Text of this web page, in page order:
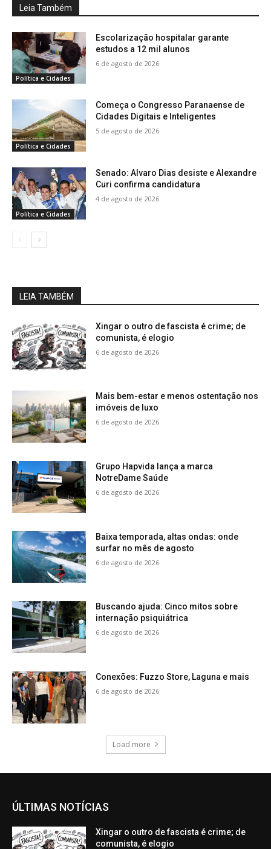
Leia Também
Política e Cidades
Escolarização hospitalar garante
estudos a 12 mil alunos
6 de agosto de 2026
Política e Cidades
Começa o Congresso Paranaense de
Cidades Digitais e Inteligentes
5 de agosto de 2026
Política e Cidades
Senado: Alvaro Dias desiste e Alexandre
Curi confirma candidatura
4 de agosto de 2026
LEIA TAMBÉM
Xingar o outro de fascista é crime; de
comunista, é elogio
6 de agosto de 2026
Mais bem-estar e menos ostentação nos
imóveis de luxo
6 de agosto de 2026
Grupo Hapvida lança a marca
NotreDame Saúde
6 de agosto de 2026
Baixa temporada, altas ondas: onde
surfar no mês de agosto
6 de agosto de 2026
Buscando ajuda: Cinco mitos sobre
internação psiquiátrica
6 de agosto de 2026
Conexões: Fuzzo Store, Laguna e mais
6 de agosto de 2026
Load more
ÚLTIMAS NOTÍCIAS
Xingar o outro de fascista é crime; de
comunista, é elogio